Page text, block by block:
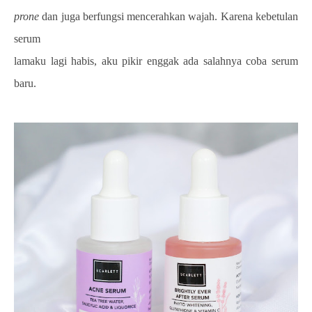
prone dan juga berfungsi mencerahkan wajah. Karena kebetulan
serum
lamaku lagi habis, aku pikir enggak ada salahnya coba serum
baru.